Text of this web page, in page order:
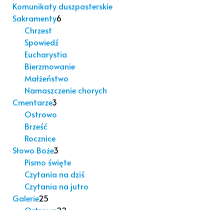
Komunikaty duszpasterskie
Sakramenty6
Chrzest
Spowiedź
Eucharystia
Bierzmowanie
Małżeństwo
Namaszczenie chorych
Cmentarze3
Ostrowo
Brześć
Rocznice
Słowo Boże3
Pismo święte
Czytania na dziś
Czytania na jutro
Galerie25